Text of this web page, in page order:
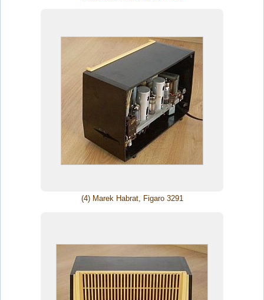
(4) Marek Habrat, Figaro 3291